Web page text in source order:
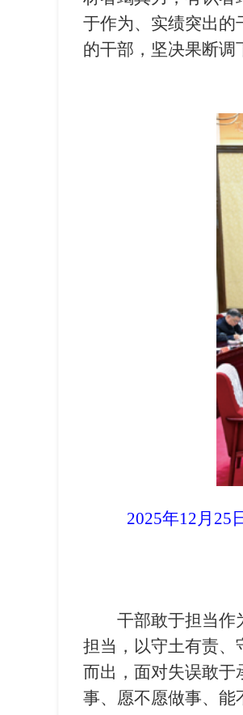
于作为、实绩突出的
的干部，坚决果断调
2025年12月25日
干部敢于担当作
担当，以守土有责、
而出，面对失误敢于
事、愿不愿做事、能